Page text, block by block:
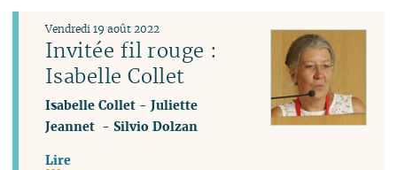
Invitée fil rouge :
Isabelle Collet
Vendredi 19 août 2022
Isabelle Collet -Juliette
Jeannet -Silvio Dolzan
Lire